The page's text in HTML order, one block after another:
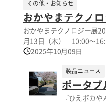
おかやまテクノ
その他・お知らせ
おかやまテクノロジー
月13日（木） 10:00～
2025年10月09日
ポータブ
製品ニュース
『ひえポカやん』は